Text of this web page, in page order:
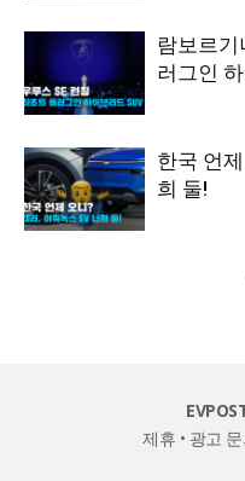
람보르기
러그인
한국 언
희 둘!
제휴 • 광고